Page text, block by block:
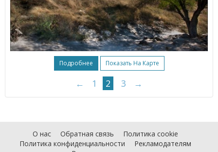
Подробнее Показать На Карте
← 1 2 3 →
О нас Обратная связь
Политика cookie
Политика конфиденциальности
Рекламодателям